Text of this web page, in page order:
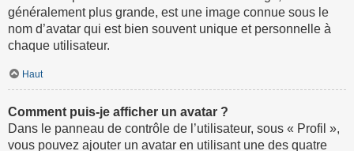
généralement plus grande, est une image connue sous le
nom d’avatar qui est bien souvent unique et personnelle à
chaque utilisateur.
Haut
Comment puis-je afficher un avatar ?
Dans le panneau de contrôle de l’utilisateur, sous « Profil »,
vous pouvez ajouter un avatar en utilisant une des quatre